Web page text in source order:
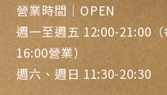
營業時間｜OPEN
週一至週五 12:00-21:00
16:00營業）
週六、週日 11:30-20:30